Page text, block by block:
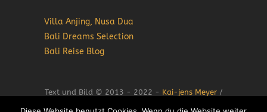
Villa Anjing, Nusa Dua
Bali Dreams Selection
Bali Reise Blog
Text und Bild © 2013 - 2022 - Kai-jens Meyer/